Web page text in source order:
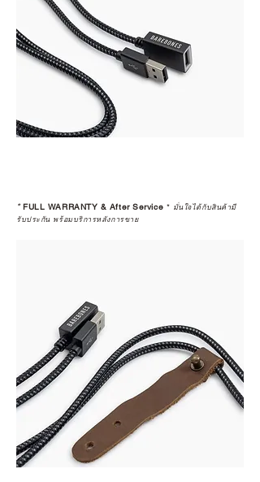
*FULL WARRANTY & After Service * มั่นใจได้กับสินค้ามี
รับประกัน พร้อมบริการหลังการขาย